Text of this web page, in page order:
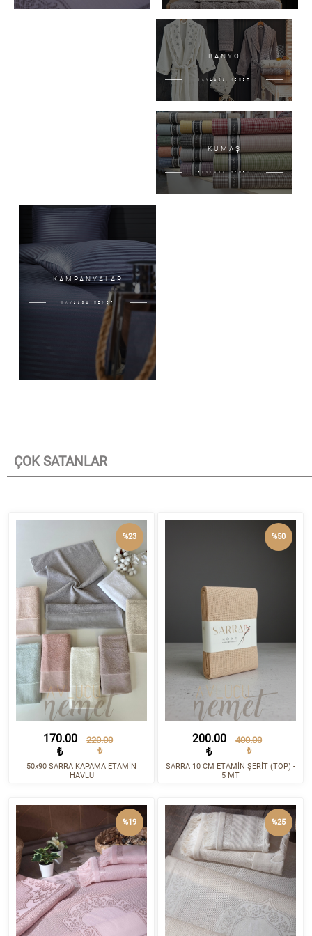
BANYO
HAVLUCU MEMET
KUMAŞ
HAVLUCU MEMET
KAMPANYALAR
HAVLUCU MEMET
ÇOK SATANLAR
170.00
₺
220.00
₺
50x90 SARRA KAPAMA ETAMİN
HAVLU
%23
200.00
₺
400.00
₺
SARRA 10 CM ETAMİN ŞERİT (TOP) -
5 MT
%50
%19 %25